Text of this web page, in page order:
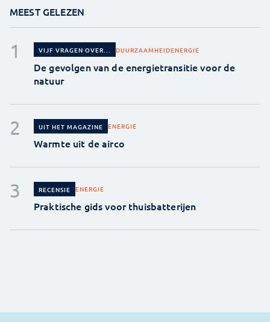
MEEST GELEZEN
VIJF VRAGEN OVER... DUURZAAMHEIDENERGIE
De gevolgen van de energietransitie voor de
natuur
UIT HET MAGAZINE ENERGIE
Warmte uit de airco
RECENSIE ENERGIE
Praktische gids voor thuisbatterijen